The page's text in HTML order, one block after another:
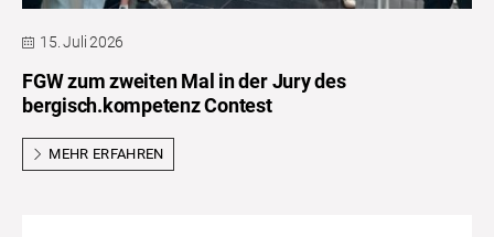
15. Juli 2026
FGW zum zweiten Mal in der Jury des
bergisch.kompetenz Contest
MEHR ERFAHREN